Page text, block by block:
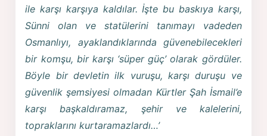
ile karşı karşıya kaldılar. İşte bu baskıya karşı,
Sünni olan ve statülerini tanımayı vadeden
Osmanlıyı, ayaklandıklarında güvenebilecekleri
bir komşu, bir karşı ‘süper güç’ olarak gördüler.
Böyle bir devletin ilk vuruşu, karşı duruşu ve
güvenlik şemsiyesi olmadan Kürtler Şah İsmail’e
karşı başkaldıramaz, şehir ve kalelerini,
topraklarını kurtaramazlardı…’